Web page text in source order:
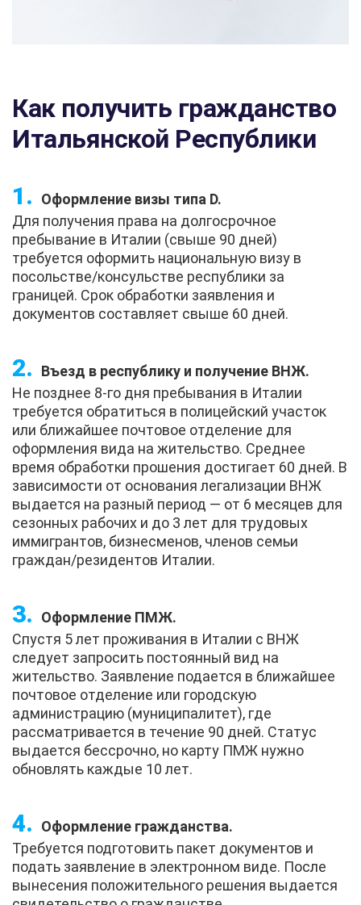
Как получить гражданство
Итальянской Республики
Оформление визы типа D.
Для получения права на долгосрочное
пребывание в Италии (свыше 90 дней)
требуется оформить национальную визу в
посольстве/консульстве республики за
границей. Срок обработки заявления и
документов составляет свыше 60 дней.
Въезд в республику и получение ВНЖ.
Не позднее 8-го дня пребывания в Италии
требуется обратиться в полицейский участок
или ближайшее почтовое отделение для
оформления вида на жительство. Среднее
время обработки прошения достигает 60 дней. В
зависимости от основания легализации ВНЖ
выдается на разный период — от 6 месяцев для
сезонных рабочих и до 3 лет для трудовых
иммигрантов, бизнесменов, членов семьи
граждан/резидентов Италии.
Оформление ПМЖ.
Спустя 5 лет проживания в Италии с ВНЖ
следует запросить постоянный вид на
жительство. Заявление подается в ближайшее
почтовое отделение или городскую
администрацию (муниципалитет), где
рассматривается в течение 90 дней. Статус
выдается бессрочно, но карту ПМЖ нужно
обновлять каждые 10 лет.
Оформление гражданства.
Требуется подготовить пакет документов и
подать заявление в электронном виде. После
вынесения положительного решения выдается